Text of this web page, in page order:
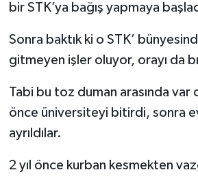
bir STK’ya bağış yapmaya
Sonra baktık ki o STK’
gitmeyen işler oluyor, orayı da
Tabi bu toz duman arasında var
önce üniversiteyi bitirdi, sonra
ayrıldılar.
2 yıl önce kurban kesmekten